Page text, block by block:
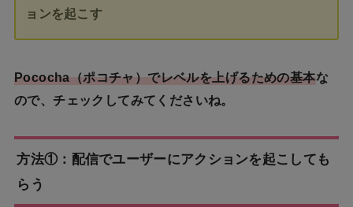
ョンを起こす
Pococha（ポコチャ）でレベルを上げるための基本な
ので、チェックしてみてくださいね。
方法①：配信でユーザーにアクションを起こしても
らう